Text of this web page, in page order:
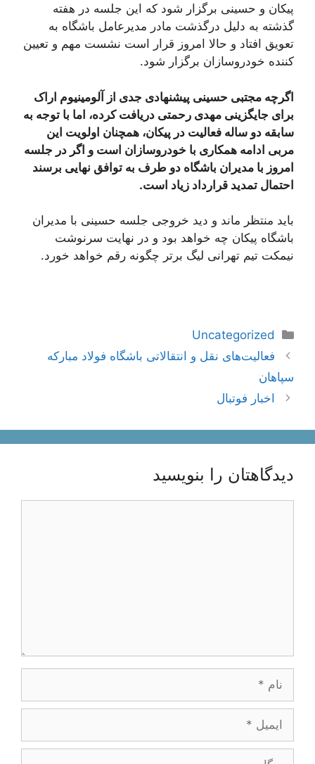
پیکان و حسینی برگزار شود که این جلسه در هفته
گذشته به دلیل درگذشت مادر مدیرعامل باشگاه به
تعویق افتاد و حالا امروز قرار است نشست مهم و تعیین
کننده خودروسازان برگزار شود.
اگرچه مجتبی حسینی پیشنهادی جدی از آلومینیوم اراک
برای جایگزینی مهدی رحمتی دریافت کرده، اما با توجه به
سابقه دو ساله فعالیت در پیکان، همچنان اولویت این
مربی ادامه همکاری با خودروسازان است و اگر در جلسه
امروز با مدیران باشگاه دو طرف به توافق نهایی برسند
احتمال تمدید قرارداد زیاد است.
باید منتظر ماند و دید خروجی جلسه حسینی با مدیران
باشگاه پیکان چه خواهد بود و در نهایت سرنوشت
نیمکت تیم تهرانی لیگ برتر چگونه رقم خواهد خورد.
دسته‌ها
Uncategorized
ناوبری
نوشته‌ها
فعالیت‌های نقل و انتقالاتی باشگاه فولاد مبارکه
سپاهان
اخبار فوتبال
دیدگاهتان را بنویسید
وبگاه